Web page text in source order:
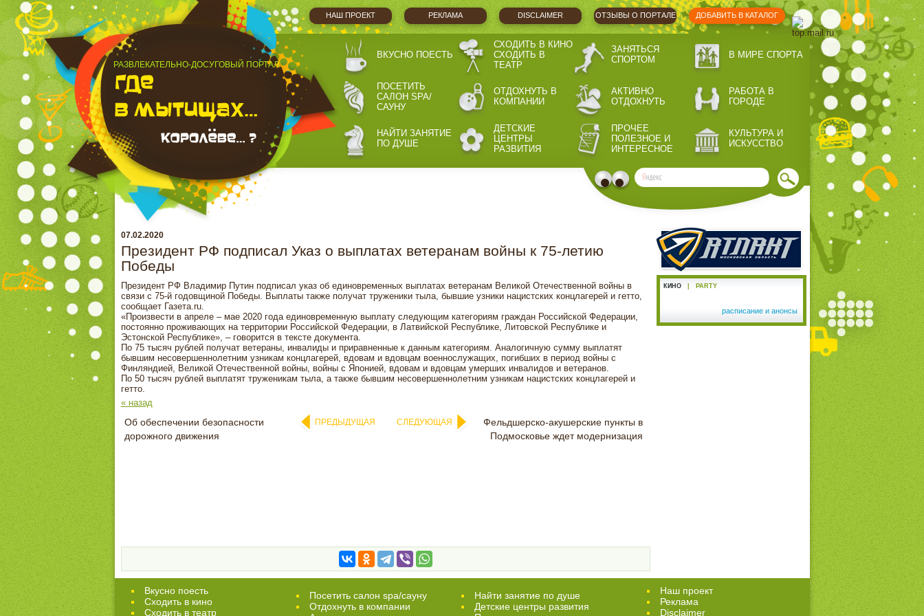
НАШ ПРОЕКТ РЕКЛАМА DISCLAIMER ОТЗЫВЫ О ПОРТАЛЕ ДОБАВИТЬ В КАТАЛОГ
РАЗВЛЕКАТЕЛЬНО-ДОСУГОВЫЙ ПОРТАЛ
ВКУСНО ПОЕСТЬ
СХОДИТЬ В КИНО
СХОДИТЬ В
ТЕАТР
ЗАНЯТЬСЯ
СПОРТОМ
В МИРЕ СПОРТА
ПОСЕТИТЬ
САЛОН SPA/
САУНУ
ОТДОХНУТЬ В
КОМПАНИИ
АКТИВНО
ОТДОХНУТЬ
РАБОТА В
ГОРОДЕ
НАЙТИ ЗАНЯТИЕ
ПО ДУШЕ
ДЕТСКИЕ
ЦЕНТРЫ
РАЗВИТИЯ
ПРОЧЕЕ
ПОЛЕЗНОЕ И
ИНТЕРЕСНОЕ
КУЛЬТУРА И
ИСКУССТВО
07.02.2020
Президент РФ подписал Указ о выплатах ветеранам войны к 75‑летию
Победы
Президент РФ Владимир Путин подписал указ об единовременных выплатах ветеранам Великой Отечественной войны в
связи с 75-й годовщиной Победы. Выплаты также получат труженики тыла, бывшие узники нацистских концлагерей и гетто,
сообщает Газета.ru.
«Произвести в апреле – мае 2020 года единовременную выплату следующим категориям граждан Российской Федерации,
постоянно проживающих на территории Российской Федерации, в Латвийской Республике, Литовской Республике и
Эстонской Республике», – говорится в тексте документа.
По 75 тысяч рублей получат ветераны, инвалиды и приравненные к данным категориям. Аналогичную сумму выплатят
бывшим несовершеннолетним узникам концлагерей, вдовам и вдовцам военнослужащих, погибших в период войны с
Финляндией, Великой Отечественной войны, войны с Японией, вдовам и вдовцам умерших инвалидов и ветеранов.
По 50 тысяч рублей выплатят труженикам тыла, а также бывшим несовершеннолетним узникам нацистских концлагерей и
гетто.
« назад
Об обеспечении безопасности
дорожного движения
ПРЕДЫДУЩАЯ СЛЕДУЮЩАЯ
Фельдшерско‑акушерские пункты в
Подмосковье ждет модернизация
КИНО PARTY
расписание и анонсы
Вкусно поесть
Сходить в кино
Cходить в театр
Посетить салон spa/сауну
Отдохнуть в компании
Найти занятие по душе
Детские центры развития
Наш проект
Реклама
Disclaimer